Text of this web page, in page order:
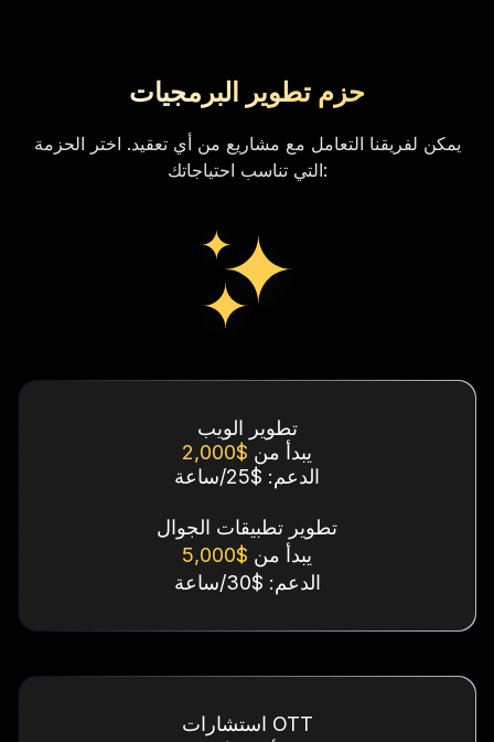
حزم تطوير البرمجيات
يمكن لفريقنا التعامل مع مشاريع من أي تعقيد. اختر الحزمة
التي تناسب احتياجاتك:
تطوير الويب
يبدأ من $2,000
الدعم: $25/ساعة
تطوير تطبيقات الجوال
يبدأ من $5,000
الدعم: $30/ساعة
استشارات OTT